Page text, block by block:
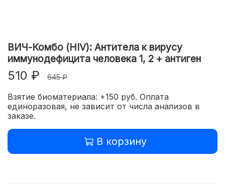
ВИЧ-Комбо (HIV): Антитела к вирусу
иммунодефицита человека 1, 2 + антиген
510 ₽ 645 ₽
Взятие биоматериала: +150 руб. Оплата
единоразовая, не зависит от числа анализов в
заказе.
В корзину